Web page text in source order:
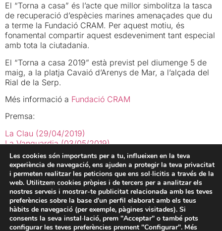
El “Torna a casa” és l’acte que millor simbolitza la tasca
de recuperació d’espècies marines amenaçades que du
a terme la Fundació CRAM. Per aquest motiu, és
fonamental compartir aquest esdeveniment tant especial
amb tota la ciutadania.
El “Torna a casa 2019” està previst pel diumenge 5 de
maig, a la platja Cavaió d’Arenys de Mar, a l’alçada del
Rial de la Serp.
Més informació a Fundació CRAM
Premsa:
La Clau (29/04/2019)
La Vanguardia (03/05/2019)
Ràdio Arenys (03/05/2019)
La Vanguardia (05/05/2019)
TV3 (05/05/2019)
Vilaweb (05/05/2019)
El Punt Avui (05/05/0219)
Fundació Iluro
La Riera 96, 2n 08301 Mataró (Barcelona)
Les cookies són importants per a tu, influeixen en la teva
experiència de navegació, ens ajuden a protegir la teva privacitat
i permeten realitzar les peticions que ens sol·licitis a través de la
web. Utilitzem cookies pròpies i de tercers per a analitzar els
nostres serveis i mostrar-te publicitat relacionada amb les teves
preferències sobre la base d'un perfil elaborat amb els teus
hàbits de navegació (per exemple, pàgines visitades). Si
consents la seva instal·lació, prem "Acceptar" o també pots
configurar les teves preferències prement "Configurar". Més